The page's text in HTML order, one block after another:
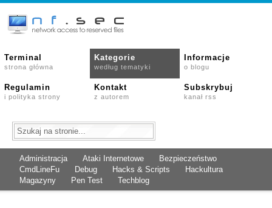
Terminal
strona główna
Kategorie
według tematyki
Informacje
o blogu
Regulamin
i polityka strony
Kontakt
z autorem
Subskrybuj
kanał rss
Administracja Ataki Internetowe
Bezpieczeństwo
CmdLineFu
Debug Hacks & Scripts
Hackultura
Magazyny
Pen Test Techblog